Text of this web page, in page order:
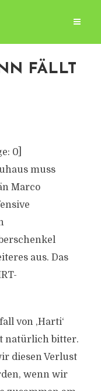
FÄLLT
0]
muss
Marco
aus. Das
von ‚Harti‘
natürlich bitter.
diesen Verlust
wenn wir